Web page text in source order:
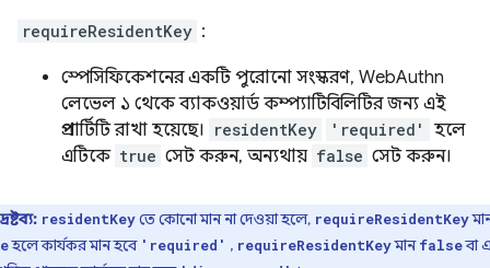
requireResidentKey :
স্পেসিফিকেশনের একটি পুরোনো সংস্করণ, WebAuthn
লেভেল ১ থেকে ব্যাকওয়ার্ড কম্প্যাটিবিলিটির জন্য এই
প্রপার্টিটি রাখা হয়েছে। residentKey 'required'
হলে
এটিকে true সেট করুন, অন্যথায় false সেট করুন।
দ্রষ্টব্য: residentKeyতে কোনো মান না দেওয়া হলে, requireResidentKey
হলে কার্যকর মান হবে 'required' , requireResidentKeyমানfalseবা